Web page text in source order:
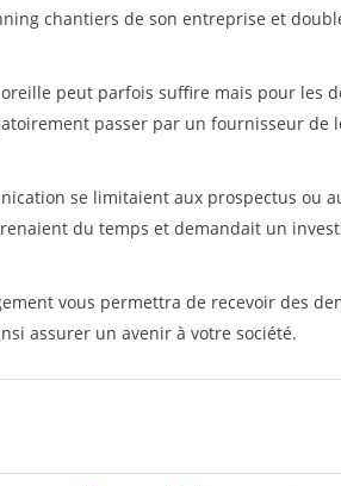
chantiers de son entreprise et
peut parfois suffire mais pour les
passer par un fournisseur de
se limitaient aux prospectus ou
du temps et demandait un
vous permettra de recevoir des
assurer un avenir à votre société.